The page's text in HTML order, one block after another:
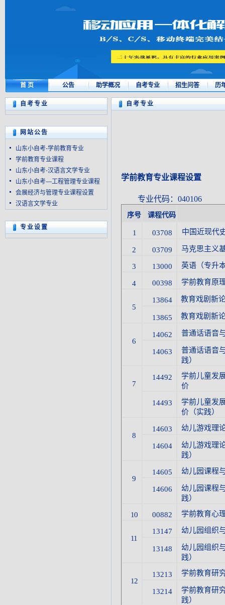
首 页 公告 助学概况 自考专业 招生问答 历
自考专业
网站公告
山东小自考-学前教育专业
学前教育专业课程
山东小自考-汉语言文学专业
山东小自考—工程管理专业课程
会展经济与管理专业课程设置
汉语言文学专业
专业设置
自考专业
学前教育专业课程设置
专业代码：
序号 课程代码
1 03708 中国近现代
2 03709 马克思主义
3 13000 英语（专升
4 00398 学前教育原
5
13864 教育戏剧新
13865 教育戏剧新
6
14062 普通话语音
14063
普通话语音
践）
7
14492
学前儿童发
价
14493
学前儿童发
价（实践）
8
14603 幼儿游戏理
14604
幼儿游戏理
践）
9
14605 幼儿园课程
14606
幼儿园课程
践）
10 00882 学前教育心
11
13147 幼儿园组织
13148
幼儿园组织
践）
12
13213 学前教育研
13214
学前教育研
践）